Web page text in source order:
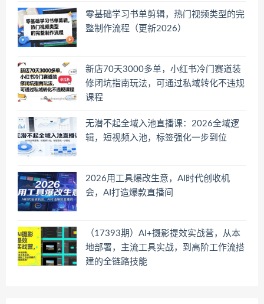
零基础学习书单剪辑，热门视频类型的完
整制作流程（更新2026）
新店70天3000多单，小红书冷门赛道装
修闭坑指南玩法，可通过私域转化不违规
课程
无潜不起全域入池直播课：2026全域逻
辑，短视频入池，标签强化一步到位
2026用工具爆改生意，AI时代创收机
会，AI打造爆款直播间
（17393期）AI+摄影提效实战营，从本
地部署，主流工具实战，到高阶工作流搭
建的全链路技能